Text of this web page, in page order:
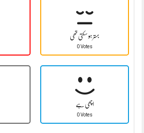
بہتر ہو سکتی تھی
0 Votes
اچھی ہے
0 Votes